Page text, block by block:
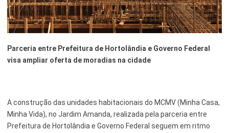
Governo
Habitação
Inclusão e Desenvolvimento Social
Mobilidade Urbana
Parceria entre Prefeitura de Hortolândia e Governo Federal
visa ampliar oferta de moradias na cidade
A construção das unidades habitacionais do MCMV (Minha Casa,
Minha Vida), no Jardim Amanda, realizada pela parceria entre
Prefeitura de Hortolândia e Governo Federal seguem em ritmo